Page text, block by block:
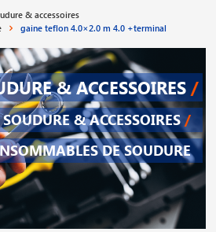
& accessoires
gaine teflon 4.0×2.0 m 4.0 +terminal
& ACCESSOIRES /
SOUDURE & ACCESSOIRES /
DE SOUDURE